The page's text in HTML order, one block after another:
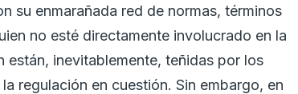
su enmarañada red de normas, términos
no esté directamente involucrado en la
están, inevitablemente, teñidas por los
regulación en cuestión. Sin embargo, en